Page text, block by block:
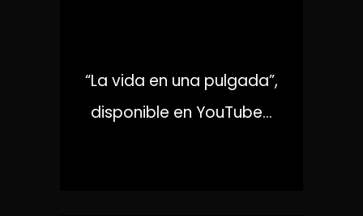
“La vida en una pulgada”,
disponible en YouTube...